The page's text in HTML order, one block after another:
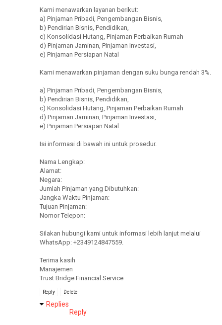
Kami menawarkan layanan berikut:
a) Pinjaman Pribadi, Pengembangan Bisnis,
b) Pendirian Bisnis, Pendidikan,
c) Konsolidasi Hutang, Pinjaman Perbaikan Rumah
d) Pinjaman Jaminan, Pinjaman Investasi,
e) Pinjaman Persiapan Natal
Kami menawarkan pinjaman dengan suku bunga rendah 3%.
a) Pinjaman Pribadi, Pengembangan Bisnis,
b) Pendirian Bisnis, Pendidikan,
c) Konsolidasi Hutang, Pinjaman Perbaikan Rumah
d) Pinjaman Jaminan, Pinjaman Investasi,
e) Pinjaman Persiapan Natal
Isi informasi di bawah ini untuk prosedur.
Nama Lengkap:
Alamat:
Negara:
Jumlah Pinjaman yang Dibutuhkan:
Jangka Waktu Pinjaman:
Tujuan Pinjaman:
Nomor Telepon:
Silakan hubungi kami untuk informasi lebih lanjut melalui
WhatsApp: +2349124847559.
Terima kasih
Manajemen
Trust Bridge Financial Service
Reply Delete
Replies
Reply